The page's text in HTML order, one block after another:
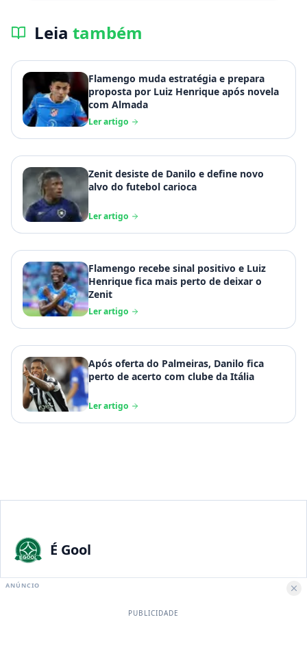
Leia também
Flamengo muda estratégia e prepara
proposta por Luiz Henrique após novela
com Almada
Ler artigo
Zenit desiste de Danilo e define novo
alvo do futebol carioca
Ler artigo
Flamengo recebe sinal positivo e Luiz
Henrique fica mais perto de deixar o
Zenit
Ler artigo
Após oferta do Palmeiras, Danilo fica
perto de acerto com clube da Itália
Ler artigo
É Gool
A maior paixão nacional merece a melhor experiência digital.
ANÚNCIO
PUBLICIDADE